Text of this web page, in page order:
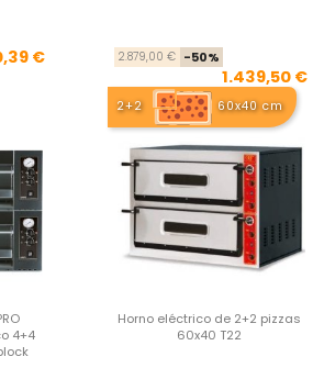
Precio base
Precio
€ 2.879,00 € -50%
1.439,50 €
4+4
2+2 60x40 cm
Horno eléctrico de 2+2 pizzas
60x40 T22